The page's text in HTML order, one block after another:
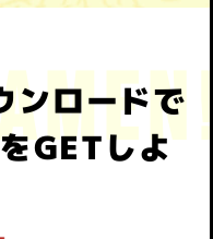
ンロードで
GETしよ